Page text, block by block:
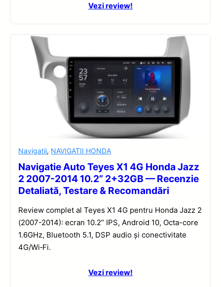
Vezi review!
Navigatii, NAVIGATII HONDA
Navigatie Auto Teyes X1 4G Honda Jazz
2 2007-2014 10.2” 2+32GB — Recenzie
Detaliată, Testare & Recomandări
Review complet al Teyes X1 4G pentru Honda Jazz 2
(2007-2014): ecran 10.2” IPS, Android 10, Octa-core
1.6GHz, Bluetooth 5.1, DSP audio și conectivitate
4G/Wi‑Fi.
Vezi review!